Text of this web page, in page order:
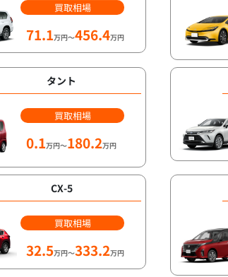
買取相場
71.1万円～456.4万円
タント
買取相場
0.1万円～180.2万円
CX-5
買取相場
32.5万円～333.2万円